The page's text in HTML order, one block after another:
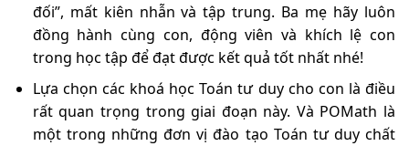
đối”, mất kiên nhẫn và tập trung. Ba mẹ hãy luôn
đồng hành cùng con, động viên và khích lệ con
trong học tập để đạt được kết quả tốt nhất nhé!
Lựa chọn các khoá học Toán tư duy cho con là điều
rất quan trọng trong giai đoạn này. Và POMath là
một trong những đơn vị đào tạo Toán tư duy chất